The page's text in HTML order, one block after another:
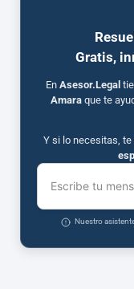
Gratis,
En Asesor.Legal
Amaraque te
Y si lo necesitas,
Escribe tu
Nuestro